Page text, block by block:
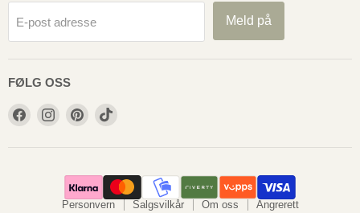
E-post adresse Meld på
FØLG OSS
Følg
Følg
Følg
Personvern Salgsvilkår Om oss Angrerett